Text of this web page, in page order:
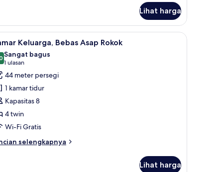
Lihat harga
dan seprai linen Brankas, tirai kedap cahaya, Wi-Fi gratis,
11 Keluarga, Bebas Asap Rokok
dari 10
Sangat bagus
1 ulasan
(1
ulasan)
44 meter persegi
1 kamar tidur
Kapasitas 8
4 twin
Wi-Fi Gratis
selengkapnya
Lihat harga